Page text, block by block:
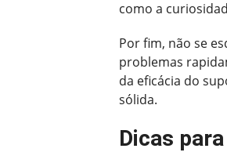
como a
Por fim, não se
problemas
da eficácia do
sólida.
Dicas